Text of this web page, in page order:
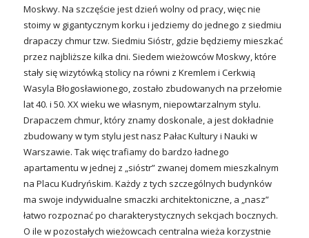
Moskwy. Na szczęście jest dzień wolny od pracy, więc nie
stoimy w gigantycznym korku i jedziemy do jednego z siedmiu
drapaczy chmur tzw. Siedmiu Sióstr, gdzie będziemy mieszkać
przez najbliższe kilka dni. Siedem wieżowców Moskwy, które
stały się wizytówką stolicy na równi z Kremlem i Cerkwią
Wasyla Błogosławionego, zostało zbudowanych na przełomie
lat 40. i 50. XX wieku we własnym, niepowtarzalnym stylu.
Drapaczem chmur, który znamy doskonale, a jest dokładnie
zbudowany w tym stylu jest nasz Pałac Kultury i Nauki w
Warszawie. Tak więc trafiamy do bardzo ładnego
apartamentu w jednej z „sióstr” zwanej domem mieszkalnym
na Placu Kudryńskim. Każdy z tych szczególnych budynków
ma swoje indywidualne smaczki architektoniczne, a „nasz”
łatwo rozpoznać po charakterystycznych sekcjach bocznych.
O ile w pozostałych wieżowcach centralna wieża korzystnie